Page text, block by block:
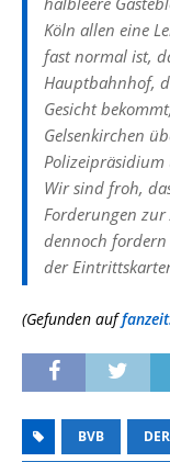
Köln allen eine
fast normal ist,
Hauptbahnhof,
Gesicht
Gelsenkirchen
Wir sind froh,
Forderungen
dennoch fordern
der
(Gefunden auf
BVB